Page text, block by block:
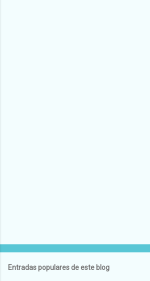
Entradas populares de este blog